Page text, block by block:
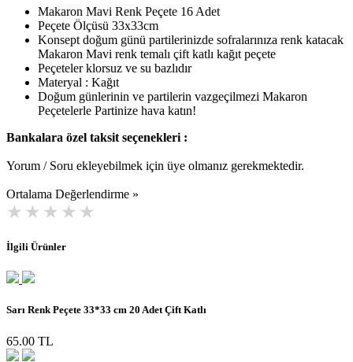
Makaron Mavi Renk Peçete 16 Adet
Peçete Ölçüsü 33x33cm
Konsept doğum günü partilerinizde sofralarınıza renk katacak
Makaron Mavi renk temalı çift katlı kağıt peçete
Peçeteler klorsuz ve su bazlıdır
Materyal : Kağıt
Doğum günlerinin ve partilerin vazgeçilmezi Makaron
Peçetelerle Partinize hava katın!
Bankalara özel taksit seçenekleri :
Yorum / Soru ekleyebilmek için üye olmanız gerekmektedir.
Ortalama Değerlendirme »
İlgili Ürünler
Sarı Renk Peçete 33*33 cm 20 Adet Çift Katlı
65.00 TL